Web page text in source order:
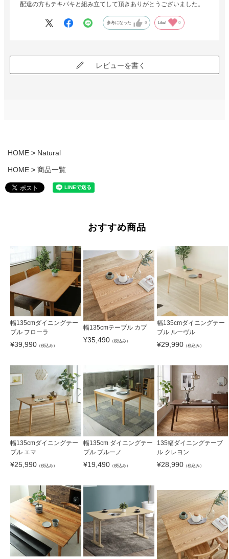
配達の方もテキパキと組み立てして頂きありがとうございました。
参考になった 0 Like! 0
レビューを書く
HOME Natural
HOME 商品一覧
おすすめ商品
幅135cmダイニングテー
ブル フローラ
¥39,990 （税込み）
幅135cmテーブル カプ
¥35,490 （税込み）
幅135cmダイニングテー
ブル ルーヴル
¥29,990（税込み）
幅135cmダイニングテー
ブル エマ
¥25,990 （税込み）
幅135cm ダイニングテー
ブル ブルーノ
¥19,490 （税込み）
135幅ダイニングテーブ
ル クレヨン
¥28,990（税込み）